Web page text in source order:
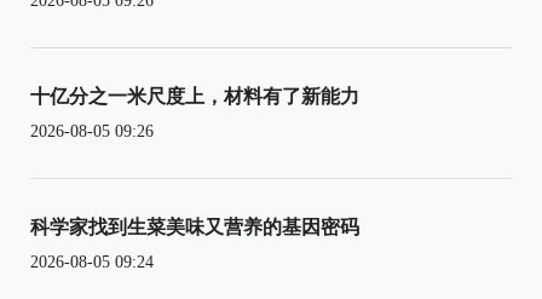
十亿分之一米尺度上，材料有了新能力
2026-08-05 09:26
科学家找到生菜美味又营养的基因密码
2026-08-05 09:24